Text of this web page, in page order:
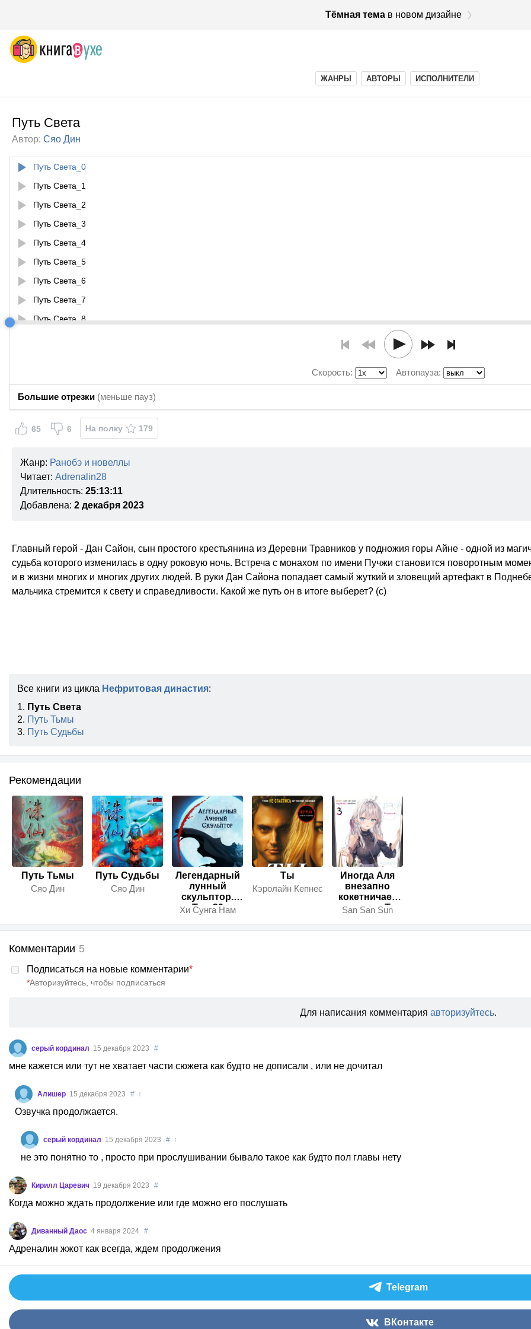
Тёмная темав новом дизайне
ЖАНРЫ АВТОРЫ ИСПОЛНИТЕЛИ
Путь Света
Автор: Сяо Дин
Путь Света_0
Путь Света_1
Путь Света_2
Путь Света_3
Путь Света_4
Путь Света_5
Путь Света_6
Путь Света_7
Путь Света_8
Путь Света_12
Скорость: Автопауза:
Большие отрезки (меньше пауз)
65 6 На полку 179
Жанр: Ранобэ и новеллы
Читает: Adrenalin28
Длительность: 25:13:11
Добавлена: 2 декабря 2023
Главный герой - Дан Сайон, сын простого крестьянина из Деревни Травников у подножия горы Айне - одной из
судьба которого изменилась в одну роковую ночь. Встреча с монахом по имени Пучжи становится поворотным
и в жизни многих и многих других людей. В руки Дан Сайона попадает самый жуткий и зловещий артефакт в
мальчика стремится к свету и справедливости. Какой же путь он в итоге выберет? (с)
Все книги из цикла Нефритовая династия:
1. Путь Света
2. Путь Тьмы
3. Путь Судьбы
Рекомендации
Путь Тьмы
Сяо Дин
Путь Судьбы
Сяо Дин
Легендарный
лунный
скульптор.
Том 20
Хи Сунга Нам
Ты
Кэролайн Кепнес
Иногда Аля
внезапно
кокетничает
по-русски. Том
San San Sun
Комментарии 5
Подписаться на новые комментарии*
*Авторизуйтесь, чтобы подписаться
Для написания комментария авторизуйтесь.
серый кординал 15 декабря 2023 #
мне кажется или тут не хватает части сюжета как будто не дописали , или не дочитал
Алишер 15 декабря 2023 # ↑
Озвучка продолжается.
серый кординал 15 декабря 2023 # ↑
не это понятно то , просто при прослушивании бывало такое как будто пол главы нету
Кирилл Царевич 19 декабря 2023 #
Когда можно ждать продолжение или где можно его послушать
Диванный Даос 4 января 2024 #
Адреналин жжот как всегда, ждем продолжения
Telegram
ВКонтакте